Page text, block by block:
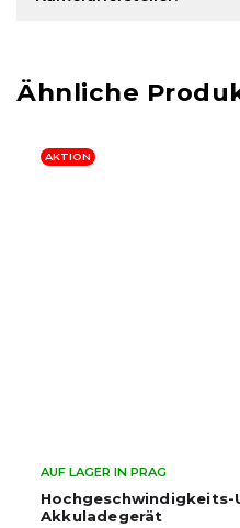
Duales LCD-
AUF LAGER IN PRAG